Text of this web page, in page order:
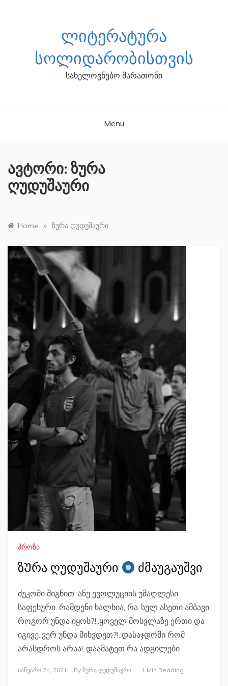
ᲚᲘᲢᲔᲠᲐᲢᲣᲠᲐ
ᲡᲝᲚᲘᲓᲐᲠᲝᲑᲘᲡᲗᲕᲘᲡ
სახელოვნებო მარათონი
Menu
ავტორი:ზურა
ღუდუშაური
Home » ზურა ღუდუშაური
პროზა
ზᲣრა ღუდუშაური ძმაუგაუშვი
ძუკოში შიგნით, ანუ ევოლუციის უმაღლესი
საფეხური. რამდენი ხალხია, რა..სულ ასეთი ამბავი
როგორ უნდა იყოს?!..ყოველ მოსვლაზე ერთი და
იგივე..ვერ უნდა მიხვდეთ?!..დასაჯდომი რომ
არასდროს არაა!..დაამატეთ რა ადგილები
Იანვარი 24, 2021 By Ზურა Ღუდუშაური 1 Min Reading